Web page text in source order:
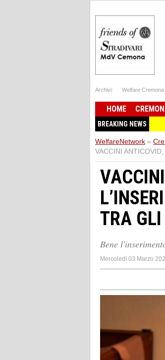
Archivi: Welfare Cremona
HOME
BREAKING NEWS
WelfareNetwork »
VACCINI
TRA
Bene
Mercoledì 03 Marzo